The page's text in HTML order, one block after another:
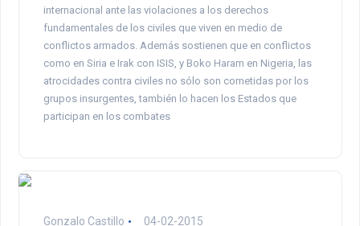
internacional ante las violaciones a los derechos
fundamentales de los civiles que viven en medio de
conflictos armados. Además sostienen que en conflictos
como en Siria e Irak con ISIS, y Boko Haram en Nigeria, las
atrocidades contra civiles no sólo son cometidas por los
grupos insurgentes, también lo hacen los Estados que
participan en los combates
Gonzalo Castillo 04-02-2015